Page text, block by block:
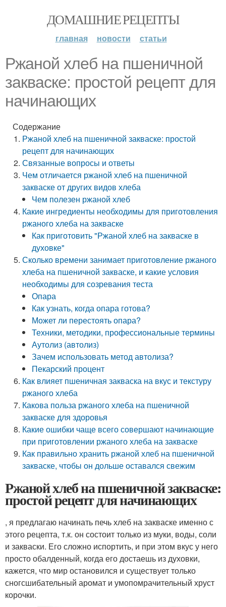
ДОМАШНИЕ РЕЦЕПТЫ
главная новости статьи
Ржаной хлеб на пшеничной
закваске: простой рецепт для
начинающих
Содержание
Ржаной хлеб на пшеничной закваске: простой
рецепт для начинающих
Связанные вопросы и ответы
Чем отличается ржаной хлеб на пшеничной
закваске от других видов хлеба
Чем полезен ржаной хлеб
Какие ингредиенты необходимы для приготовления
ржаного хлеба на закваске
Как приготовить "Ржаной хлеб на закваске в
духовке"
Сколько времени занимает приготовление ржаного
хлеба на пшеничной закваске, и какие условия
необходимы для созревания теста
Опара
Как узнать, когда опара готова?
Может ли перестоять опара?
Техники, методики, профессиональные термины
Аутолиз (автолиз)
Зачем использовать метод автолиза?
Пекарский процент
Как влияет пшеничная закваска на вкус и текстуру
ржаного хлеба
Какова польза ржаного хлеба на пшеничной
закваске для здоровья
Какие ошибки чаще всего совершают начинающие
при приготовлении ржаного хлеба на закваске
Как правильно хранить ржаной хлеб на пшеничной
закваске, чтобы он дольше оставался свежим
Ржаной хлеб на пшеничной закваске:
простой рецепт для начинающих
, я предлагаю начинать печь хлеб на закваске именно с
этого рецепта, т.к. он состоит только из муки, воды, соли
и закваски. Его сложно испортить, и при этом вкус у него
просто обалденный, когда его достаешь из духовки,
кажется, что мир остановился и существует только
сногсшибательный аромат и умопомрачительный хруст
корочки.